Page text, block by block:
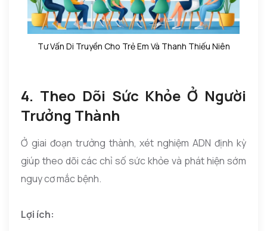
Tư Vấn Di Truyền Cho Trẻ Em Và Thanh Thiếu Niên
4. Theo Dõi Sức Khỏe Ở Người
Trưởng Thành
Ở giai đoạn trưởng thành, xét nghiệm ADN định kỳ
giúp theo dõi các chỉ số sức khỏe và phát hiện sớm
nguy cơ mắc bệnh.
Lợi ích: